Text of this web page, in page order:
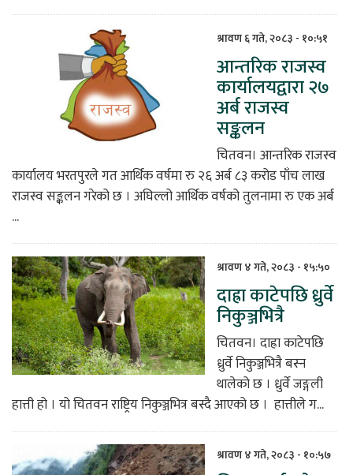
श्रावण ६ गते, २०८३ - १०:५१
आन्तरिक राजस्व
कार्यालयद्वारा २७
अर्ब राजस्व
सङ्कलन
चितवन। आन्तरिक राजस्व
कार्यालय भरतपुरले गत आर्थिक वर्षमा रु २६ अर्ब ८३ करोड पाँच लाख
राजस्व सङ्कलन गरेको छ । अघिल्लो आर्थिक वर्षको तुलनामा रु एक अर्ब
...
श्रावण ४ गते, २०८३ - १५:५०
दाह्रा काटेपछि ध्रुर्वे
निकुञ्जभित्रै
चितवन। दाह्रा काटेपछि
ध्रुर्वे निकुञ्जभित्रै बस्न
थालेको छ । ध्रुर्वे जङ्गली
हात्ती हो । यो चितवन राष्ट्रिय निकुञ्जभित्र बस्दै आएको छ । हात्तीले ग...
श्रावण ४ गते, २०८३ - १०:५७